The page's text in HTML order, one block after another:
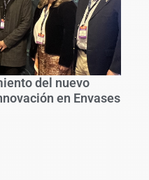
del nuevo
en Envases